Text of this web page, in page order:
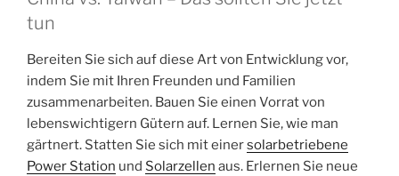
tun
Bereiten Sie sich auf diese Art von Entwicklung vor,
indem Sie mit Ihren Freunden und Familien
zusammenarbeiten. Bauen Sie einen Vorrat von
lebenswichtigern Gütern auf. Lernen Sie, wie man
gärtnert. Statten Sie sich mit einersolarbetriebene
Power Station und Solarzellen aus. Erlernen Sie neue